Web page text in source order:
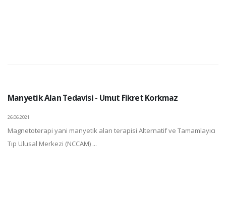
Manyetik Alan Tedavisi - Umut Fikret Korkmaz
26.06.2021
Magnetoterapi yani manyetik alan terapisi Alternatif ve Tamamlayıcı
Tıp Ulusal Merkezi (NCCAM) ...